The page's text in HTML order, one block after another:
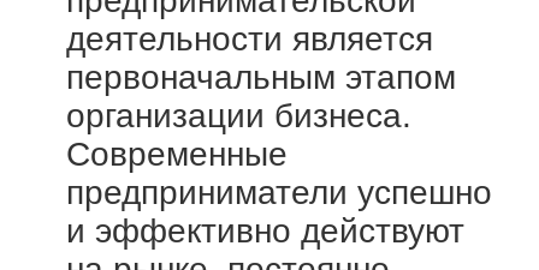
деятельности является
первоначальным этапом
организации бизнеса.
Современные
предприниматели успешно
и эффективно действуют